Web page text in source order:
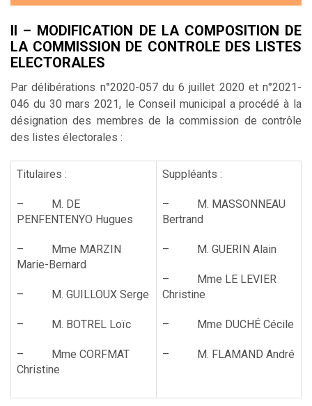
II – MODIFICATION DE LA COMPOSITION DE
LA COMMISSION DE CONTROLE DES LISTES
ELECTORALES
Par délibérations n°2020-057 du 6 juillet 2020 et n°2021-
046 du 30 mars 2021, le Conseil municipal a procédé à la
désignation des membres de la commission de contrôle
des listes électorales :
Titulaires :
– M. DE
PENFENTENYO Hugues
– Mme MARZIN
Marie-Bernard
– M. GUILLOUX Serge
– M. BOTREL Loïc
– Mme CORFMAT
Christine
Suppléants :
– M. MASSONNEAU
Bertrand
– M. GUERIN Alain
– Mme LE LEVIER
Christine
– Mme DUCHÉ Cécile
– M. FLAMAND André